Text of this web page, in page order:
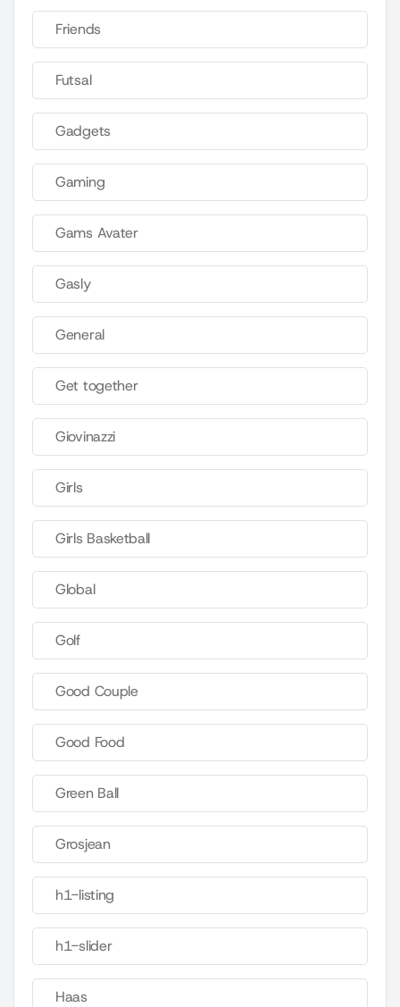
Friends
Futsal
Gadgets
Gaming
Gams Avater
Gasly
General
Get together
Giovinazzi
Girls
Girls Basketball
Global
Golf
Good Couple
Good Food
Green Ball
Grosjean
h1-listing
h1-slider
Haas